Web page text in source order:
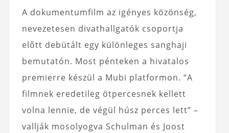
A dokumentumfilm az igényes közönség,
nevezetesen divathallgatók csoportja
előtt debütált egy különleges sanghaji
bemutatón. Most pénteken a hivatalos
premierre készül a Mubi platformon. “A
filmnek eredetileg ötpercesnek kellett
volna lennie, de végül húsz perces lett” –
vallják mosolyogva Schulman és Joost